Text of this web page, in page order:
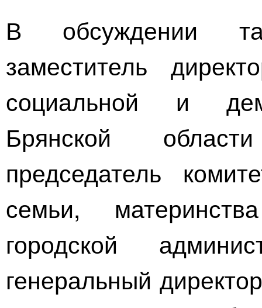
В обсуждении
заместитель
социальной и
Брянской
председатель
семьи,
городской
генеральный